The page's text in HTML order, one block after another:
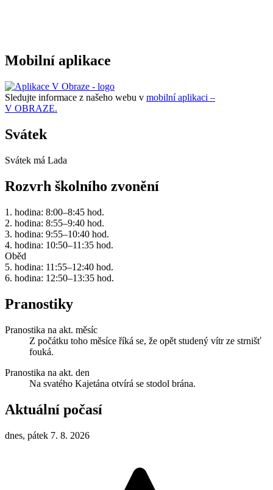
Mobilní aplikace
Sledujte informace z našeho webu v mobilní aplikaci –
V OBRAZE.
Svátek
Svátek má Lada
Rozvrh školního zvonění
1. hodina: 8:00–8:45 hod.
2. hodina: 8:55–9:40 hod.
3. hodina: 9:55–10:40 hod.
4. hodina: 10:50–11:35 hod.
Oběd
5. hodina: 11:55–12:40 hod.
6. hodina: 12:50–13:35 hod.
Pranostiky
Pranostika na akt. měsíc
Z počátku toho měsíce říká se, že opět studený vítr ze strnišť
fouká.
Pranostika na akt. den
Na svatého Kajetána otvírá se stodol brána.
Aktuální počasí
dnes, pátek 7. 8. 2026